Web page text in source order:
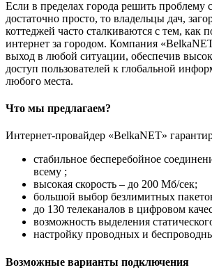
Если в пределах города решить проблему
достаточно просто, то владельцы дач,
коттеджей часто сталкиваются с тем, как
интернет за городом. Компания
выход в любой ситуации, обеспечив
доступ пользователей к глобальной
любого места.
Что мы предлагаем?
Интернет-провайдер «BelkaNET»
стабильное бесперебойное
всему ;
высокая скорость – до 200 Мб/сек;
большой выбор безлимитных
до 130 телеканалов в цифровом
возможность выделения
настройку проводных и
Возможные варианты подключения